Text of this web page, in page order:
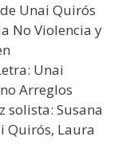
Unai Quirós
No Violencia y
Unai
Arreglos
solista: Susana
Quirós, Laura